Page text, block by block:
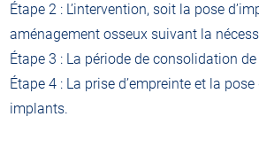
Étape 2 : L’intervention, soit la pose
aménagement osseux suivant la
Étape 3 : La période de consolidation
Étape 4 : La prise d’empreinte et la
implants.